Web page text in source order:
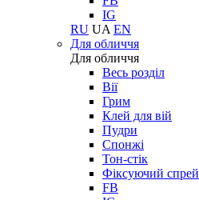
IG
RU UA EN
Для обличчя
Для обличчя
Весь розділ
Вії
Грим
Клей для вій
Пудри
Спонжі
Тон-стік
Фіксуючий спрей
FB